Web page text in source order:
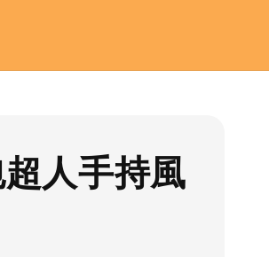
人手持風